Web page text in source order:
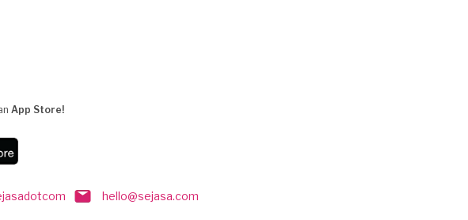
App Store!
hello@sejasa.com